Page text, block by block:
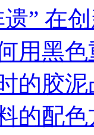
” 在
用黑
的胶
的配